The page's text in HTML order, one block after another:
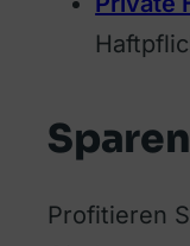
Profitieren